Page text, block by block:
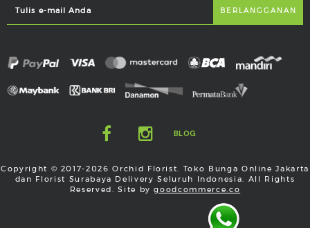
BLOG
Copyright © 2017-2026 Orchid Florist. Toko Bunga Online Jakarta
dan Florist Surabaya Delivery Seluruh Indonesia. All Rights
Reserved. Site bygoodcommerce.co